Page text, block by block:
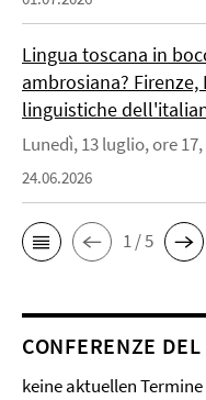
Lingua toscana in
ambrosiana?
linguistiche
Lunedì, 13 luglio, ore
24.06.2026
1 / 5
CONFERENZE
keine aktuellen Termine